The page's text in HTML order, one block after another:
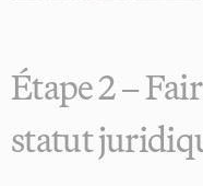
Étape 2 –
statut